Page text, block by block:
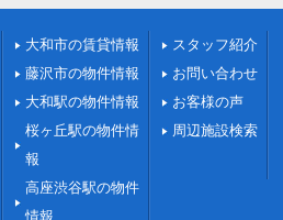
大和市の賃貸情報
藤沢市の物件情報
大和駅の物件情報
桜ヶ丘駅の物件情
報
高座渋谷駅の物件
情報
スタッフ紹介
お問い合わせ
お客様の声
周辺施設検索